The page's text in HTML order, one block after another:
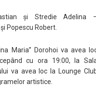
și Stredie Adelina
Popescu Robert.
Maria” Dorohoi va avea
cu ora 19:00, la
va avea loc la Lounge
artistice.